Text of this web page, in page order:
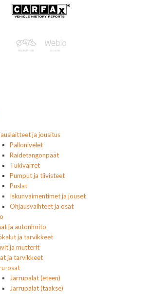
ja jousitus
Pallonivelet
Raidetangonpäät
Tukivarret
Pumput ja tiivisteet
Puslat
Iskunvaimentimet ja jouset
Ohjausvaihteet ja osat
ja autonhoito
ja tarvikkeet
ja mutterit
ja tarvikkeet
osat
Jarrupalat (eteen)
Jarrupalat (taakse)